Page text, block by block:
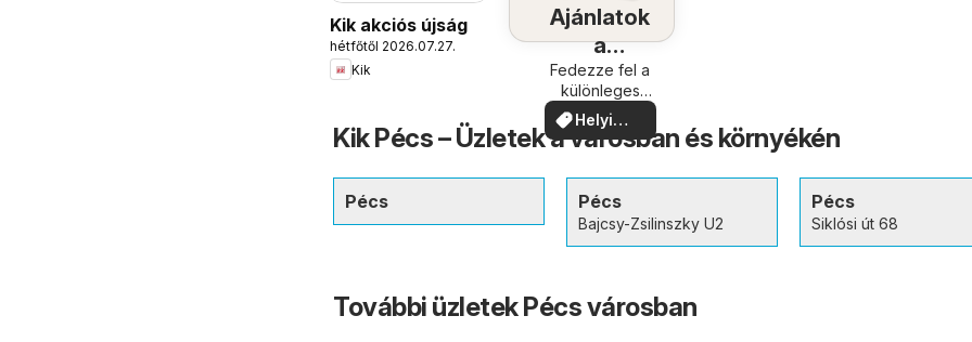
Kik akciós újság
hétfőtől 2026.07.27.
Kik
Ajánlatok
a
közelében
Fedezze fel a
különleges
ajánlatokat
Helyi
ajánlatok
Kik Pécs – Üzletek a városban és környékén
Pécs Pécs
Bajcsy-Zsilinszky U2
Pécs
Siklósi út 68
További üzletek Pécs városban